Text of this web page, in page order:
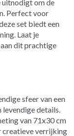
uitnodigt om de
Perfect voor
set biedt een
Laat je
dit prachtige
sfeer van een
details.
van 71x30 cm
creatieve verrijking